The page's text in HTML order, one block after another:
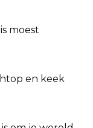
moest
en keek